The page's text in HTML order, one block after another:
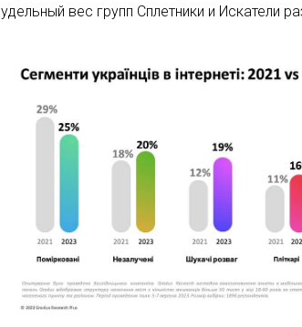
удельный вес групп Сплетники и Искатели